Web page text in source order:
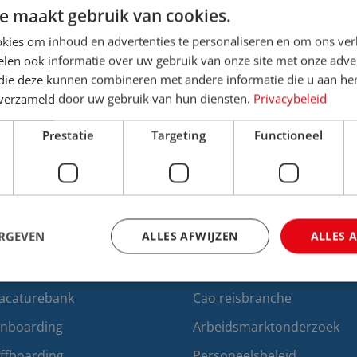
Ik ga akkoord met deprivacy
& selectie Arbeidszaken
Cao reisbranche
Arbeidsmarktonderzoek
maakt gebruik van cookies.
om inhoud en advertenties te personaliseren en om ons
ook informatie over uw gebruik van onze site met onze
deze kunnen combineren met andere informatie die u aan
door uw gebruik van hun diensten. Privacybeleid
Prestatie Targeting Functioneel
ALLES
ALLES AFWIJZEN